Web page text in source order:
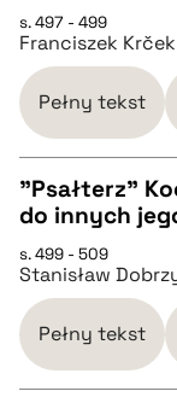
CZYSTY TEKST
pobierz cytat
BIBTEX
s. 497 - 499
Franciszek Krček
Pełny tekst
CZYSTY TEKST
pobierz cytat
BIBTEX
"Psałterz"
do innych
s. 499 - 509
Stanisław
Pełny tekst